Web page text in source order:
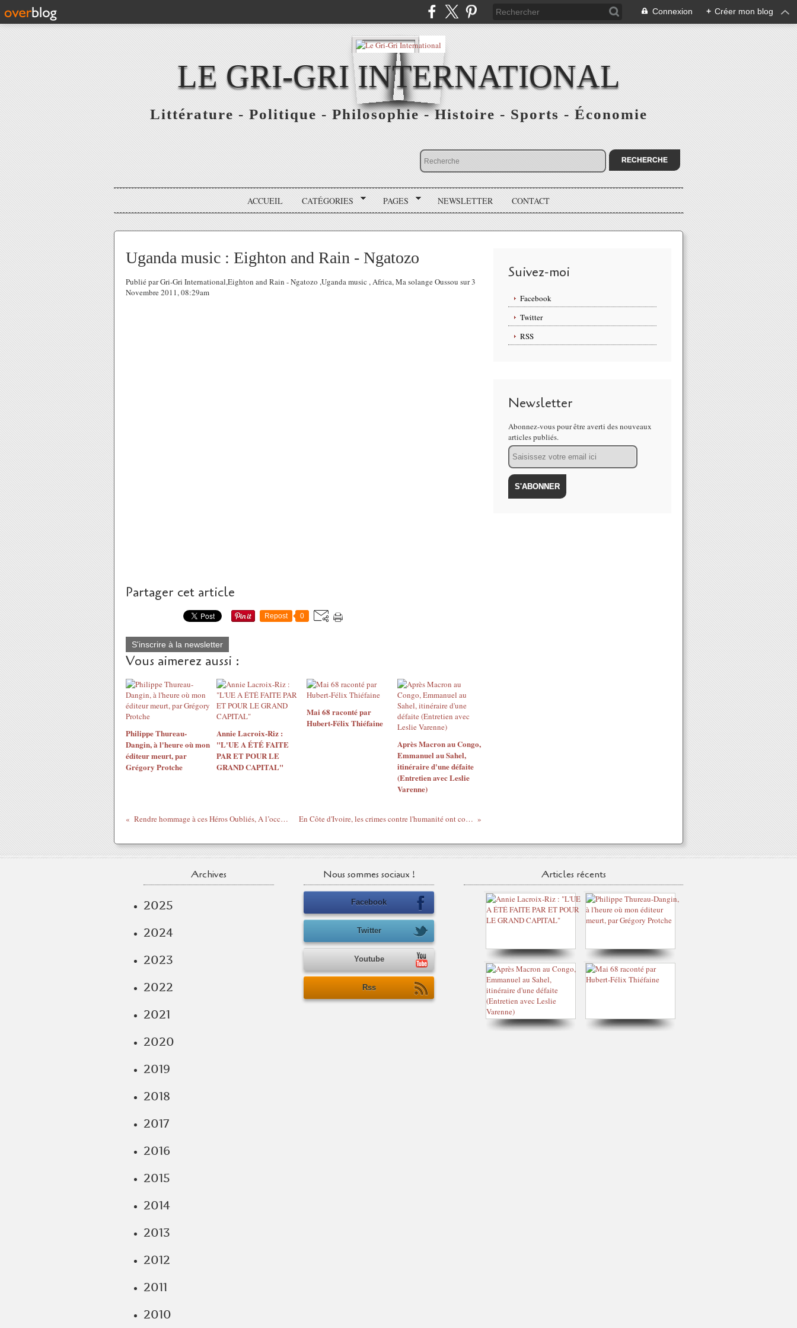
Connexion + Créer mon blog
LE GRI-GRI INTERNATIONAL
Littérature - Politique - Philosophie - Histoire - Sports - Économie
ACCUEIL CATÉGORIES PAGES NEWSLETTER CONTACT
Uganda music : Eighton and Rain - Ngatozo
Publié par Gri-Gri International,Eighton and Rain - Ngatozo ,Uganda music , Africa, Ma solange Oussou sur 3
Novembre 2011, 08:29am
Partager cet article
Repost 0
S'inscrire à la newsletter
Vous aimerez aussi :
Philippe Thureau-
Dangin, à l'heure où mon
éditeur meurt, par
Grégory Protche
Annie Lacroix-Riz :
"L'UE A ÉTÉ FAITE
PAR ET POUR LE
GRAND CAPITAL"
Mai 68 raconté par
Hubert-Félix Thiéfaine
Après Macron au Congo,
Emmanuel au Sahel,
itinéraire d'une défaite
(Entretien avec Leslie
Varenne)
Rendre hommage à ces Héros Oubliés, A l’occasion de la ‘’4ème Semaine du Souvenir des Tirailleurs Africains 2011’’ En Côte d'Ivoire, les crimes contre l'humanité ont commencé en septembre 2002 - Lettre des avocats de Gbagbo à Moreno Ocampo
Suivez-moi
Facebook
Twitter
RSS
Newsletter
Abonnez-vous pour être averti des nouveaux
articles publiés.
Email
Archives
2025
2024
2023
2022
2021
2020
2019
2018
2017
2016
2015
2014
2013
2012
2011
2010
Nous sommes sociaux !
Facebook
Twitter
Youtube
Rss
Articles récents